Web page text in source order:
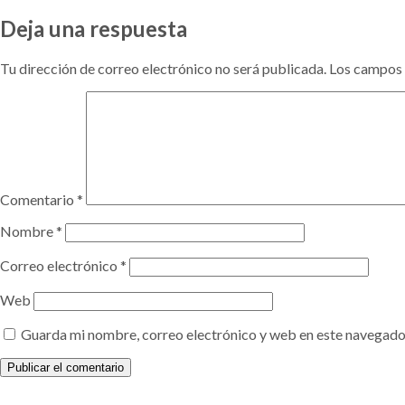
Deja una respuesta
Tu dirección de correo electrónico no será publicada. Los
Comentario *
Nombre*
Correo electrónico *
Web
Guarda mi nombre, correo electrónico y web en este